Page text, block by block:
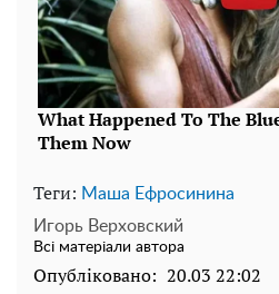
Теги: Маша Ефросинина
Игорь Верховский
Всі матеріали автора
Опубліковано: 20.03 22:02